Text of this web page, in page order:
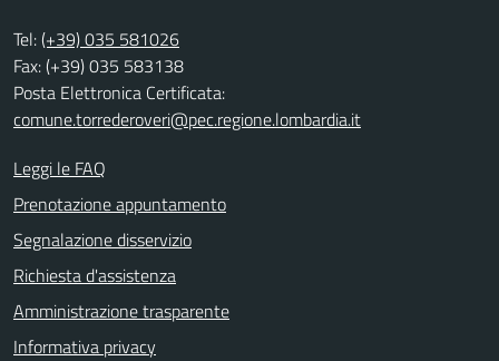
Tel:(+39) 035 581026
Fax: (+39) 035 583138
Posta Elettronica Certificata:
comune.torrederoveri@pec.regione.lombardia.it
Leggi le FAQ
Prenotazione appuntamento
Segnalazione disservizio
Richiesta d'assistenza
Amministrazione trasparente
Informativa privacy